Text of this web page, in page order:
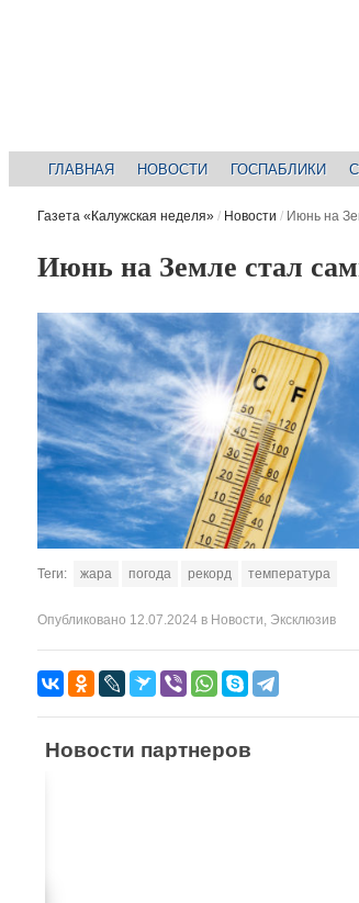
ГЛАВНАЯ НОВОСТИ ГОСПАБЛИКИ
Газета «Калужская неделя» / Новости / Июнь на
Июнь на Земле стал
Теги: жара погода рекорд температура
Опубликовано 12.07.2024 в Новости, Эксклюзив
Новости партнеров